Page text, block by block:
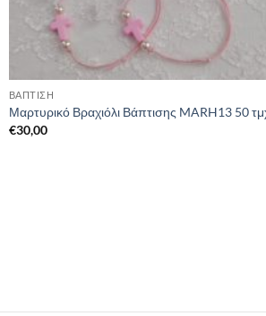
ΒΑΠΤΙΣΗ
Μαρτυρικό Βραχιόλι Βάπτισης MARH13 50
€30,00